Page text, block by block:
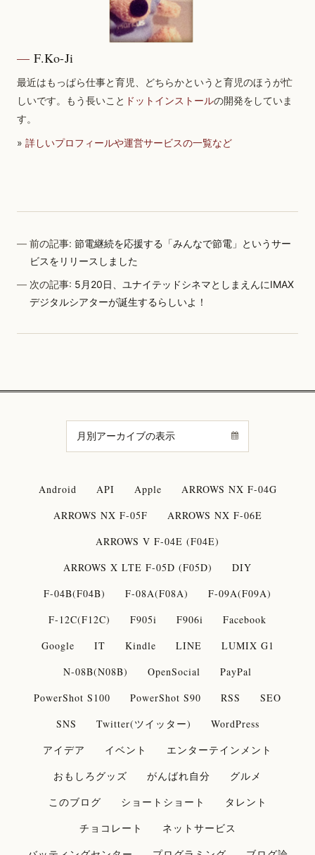
F.Ko-Ji
最近はもっぱら仕事と育児、どちらかというと育児のほうが忙
しいです。もう長いこと ドットインストールの開発をしていま
す。
» 詳しいプロフィールや運営サービスの一覧など
前の記事:節電継続を応援する「みんなで節電」というサー
ビスをリリースしました
次の記事: 5月20日、ユナイテッドシネマとしまえんにIMAX
デジタルシアターが誕生するらしいよ！
Android API Apple
ARROWS NX F-04G
ARROWS NX F-05F
ARROWS NX F-06E
ARROWS V F-04E (F04E)
ARROWS X LTE F-05D (F05D)
DIY
F-04B(F04B)
F-08A(F08A)
F-09A(F09A)
F-12C(F12C)
F905i F906i
Facebook
Google
IT Kindle LINE
LUMIX G1
N-08B(N08B)
OpenSocial
PayPal
PowerShot S100
PowerShot S90 RSS
SEO
SNS
Twitter(ツイッター)
WordPress
アイデア
イベント
エンターテインメント
おもしろグッズ
がんばれ自分
グルメ
このブログ
ショートショート
タレント
チョコレート
ネットサービス